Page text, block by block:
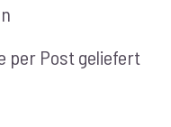
per Post geliefert